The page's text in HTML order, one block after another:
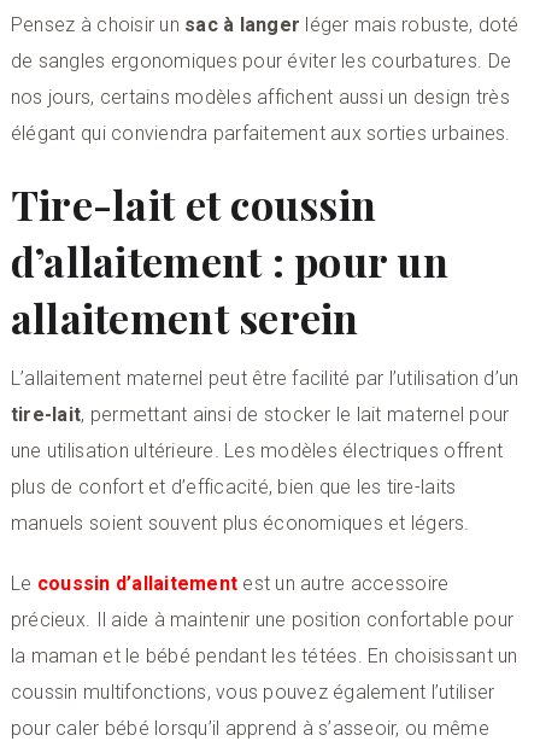
Pensez à choisir un sac à langer léger mais robuste, doté
de sangles ergonomiques pour éviter les courbatures. De
nos jours, certains modèles affichent aussi un design très
élégant qui conviendra parfaitement aux sorties urbaines.
Tire-lait et coussin
d’allaitement : pour un
allaitement serein
L’allaitement maternel peut être facilité par l’utilisation d’un
tire-lait, permettant ainsi de stocker le lait maternel pour
une utilisation ultérieure. Les modèles électriques offrent
plus de confort et d’efficacité, bien que les tire-laits
manuels soient souvent plus économiques et légers.
Le coussin d’allaitement est un autre accessoire
précieux. Il aide à maintenir une position confortable pour
la maman et le bébé pendant les tétées. En choisissant un
coussin multifonctions, vous pouvez également l’utiliser
pour caler bébé lorsqu’il apprend à s’asseoir, ou même